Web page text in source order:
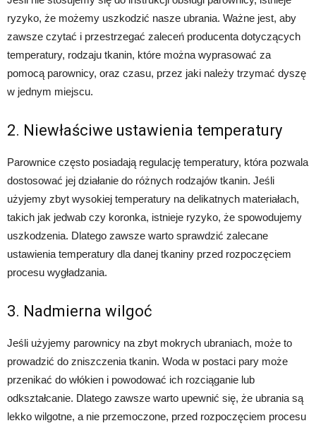
ryzyko, że możemy uszkodzić nasze ubrania. Ważne jest, aby
zawsze czytać i przestrzegać zaleceń producenta dotyczących
temperatury, rodzaju tkanin, które można wyprasować za
pomocą parownicy, oraz czasu, przez jaki należy trzymać dyszę
w jednym miejscu.
2. Niewłaściwe ustawienia temperatury
Parownice często posiadają regulację temperatury, która pozwala
dostosować jej działanie do różnych rodzajów tkanin. Jeśli
użyjemy zbyt wysokiej temperatury na delikatnych materiałach,
takich jak jedwab czy koronka, istnieje ryzyko, że spowodujemy
uszkodzenia. Dlatego zawsze warto sprawdzić zalecane
ustawienia temperatury dla danej tkaniny przed rozpoczęciem
procesu wygładzania.
3. Nadmierna wilgoć
Jeśli użyjemy parownicy na zbyt mokrych ubraniach, może to
prowadzić do zniszczenia tkanin. Woda w postaci pary może
przenikać do włókien i powodować ich rozciąganie lub
odkształcanie. Dlatego zawsze warto upewnić się, że ubrania są
lekko wilgotne, a nie przemoczone, przed rozpoczęciem procesu